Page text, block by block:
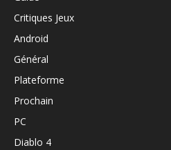
Critiques Jeux
Android
Général
Plateforme
Prochain
PC
Diablo 4